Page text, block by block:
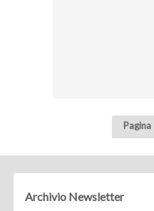
Archivio Newsletter